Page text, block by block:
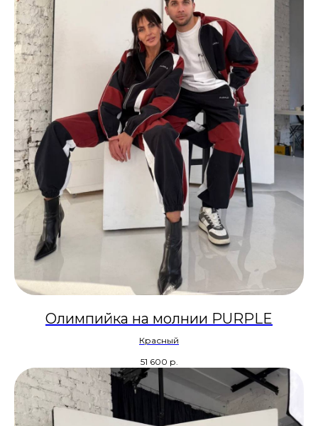
Олимпийка на молнии PURPLE
Красный
51 600 р.